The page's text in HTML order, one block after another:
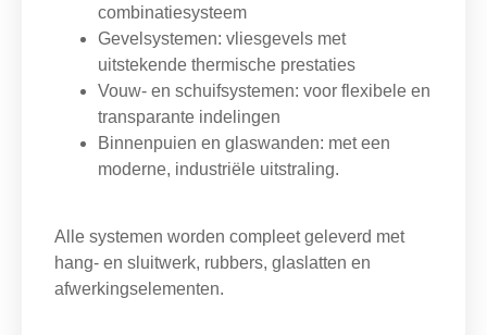
combinatiesysteem
Gevelsystemen: vliesgevels met
uitstekende thermische prestaties
Vouw- en schuifsystemen: voor flexibele en
transparante indelingen
Binnenpuien en glaswanden: met een
moderne, industriële uitstraling.
Alle systemen worden compleet geleverd met
hang- en sluitwerk, rubbers, glaslatten en
afwerkingselementen.